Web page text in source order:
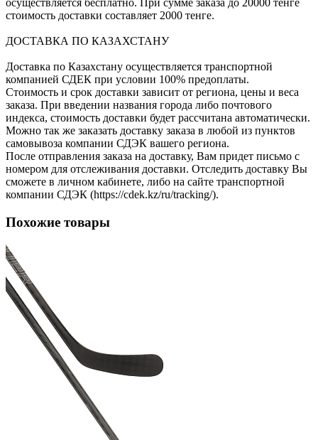
стоимость доставки составляет 2000 тенге.
ДОСТАВКА ПО КАЗАХСТАНУ
Доставка по Казахстану осуществляется транспортной
компанией СДЕК при условии 100% предоплаты.
Стоимость и срок доставки зависит от региона, цены и веса
заказа. При введении названия города либо почтового
индекса, стоимость доставки будет рассчитана автоматически.
Можно так же заказать доставку заказа в любой из пунктов
самовывоза компании СДЭК вашего региона.
После отправления заказа на доставку, Вам придет письмо с
номером для отслеживания доставки. Отследить доставку Вы
сможете в личном кабинете, либо на сайте транспортной
компании СДЭК (https://cdek.kz/ru/tracking/).
Похожие товары